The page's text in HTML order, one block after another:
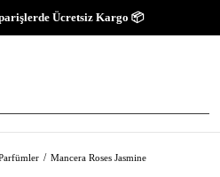
Ücretsiz Kargo 📦
Mancera Roses Jasmine